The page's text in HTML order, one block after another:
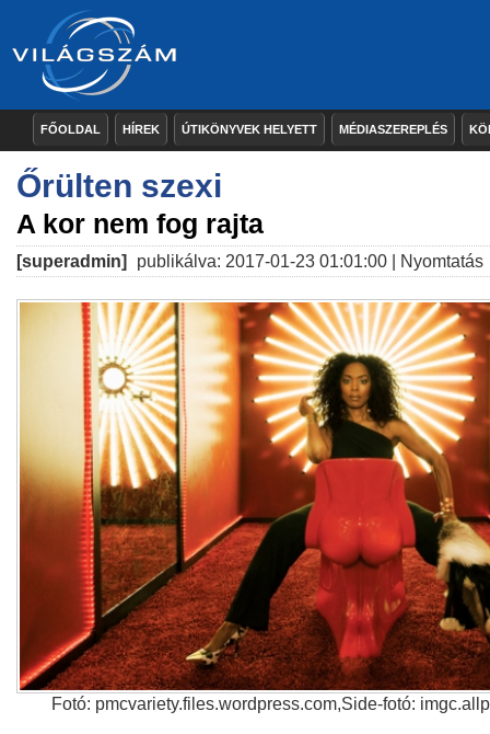
FŐOLDAL HÍREK ÚTIKÖNYVEK HELYETT MÉDIASZEREPLÉS
Őrülten szexi
A kor nem fog rajta
[superadmin] publikálva: 2017-01-23 01:01:00 | Nyomtatás
Fotó: pmcvariety.files.wordpress.com,Side-fotó: